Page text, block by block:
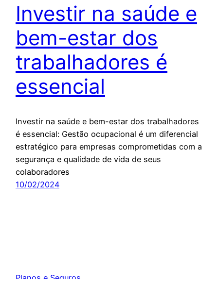
Investir na saúde e
bem-estar dos
trabalhadores é
essencial
Investir na saúde e bem-estar dos trabalhadores
é essencial: Gestão ocupacional é um diferencial
estratégico para empresas comprometidas com a
segurança e qualidade de vida de seus
colaboradores
10/02/2024
Planos e Seguros